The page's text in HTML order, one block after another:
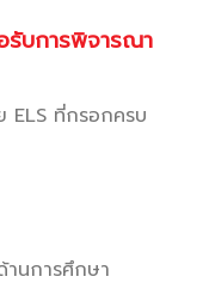
รับการพิจารณา
ELS ที่กรอกครบ
านการศึกษา